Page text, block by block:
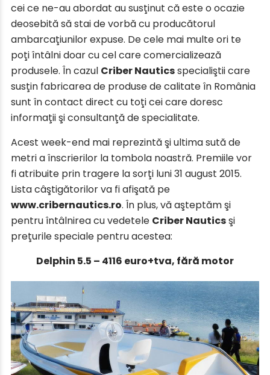
cei ce ne-au abordat au susţinut că este o ocazie
deosebită să stai de vorbă cu producătorul
ambarcaţiunilor expuse. De cele mai multe ori te
poţi întâlni doar cu cel care comercializează
produsele. În cazul Criber Nauticsspecialiştii care
susţin fabricarea de produse de calitate în România
sunt în contact direct cu toţi cei care doresc
informaţii şi consultanţă de specialitate.
Acest week-end mai reprezintă şi ultima sută de
metri a înscrierilor la tombola noastră. Premiile vor
fi atribuite prin tragere la sorţi luni 31 august 2015.
Lista câştigătorilor va fi afişată pe
www.cribernautics.ro. În plus, vă aşteptăm şi
pentru întâlnirea cu vedetele Criber Nauticsşi
preţurile speciale pentru acestea:
Delphin 5.5 – 4116 euro+tva, fără motor